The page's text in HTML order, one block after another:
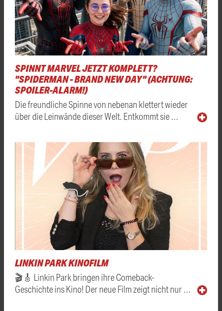
SPINNT MARVEL JETZT KOMPLETT?
"SPIDERMAN - BRAND NEW DAY" (ACHTUNG:
SPOILER-ALARM!)
Die freundliche Spinne von nebenan klettert wieder
über die Leinwände dieser Welt. Entkommt sie …
LINKIN PARK KINOFILM
🎬🎸 Linkin Park bringen ihre Comeback-
Geschichte ins Kino! Der neue Film zeigt nicht nur …